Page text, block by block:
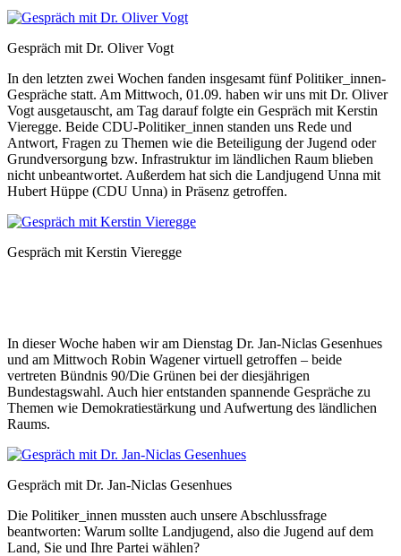
Gespräch mit Dr. Oliver Vogt
In den letzten zwei Wochen fanden insgesamt fünf Politiker_innen-
Gespräche statt. Am Mittwoch, 01.09. haben wir uns mit Dr. Oliver
Vogt ausgetauscht, am Tag darauf folgte ein Gespräch mit Kerstin
Vieregge. Beide CDU-Politiker_innen standen uns Rede und
Antwort, Fragen zu Themen wie die Beteiligung der Jugend oder
Grundversorgung bzw. Infrastruktur im ländlichen Raum blieben
nicht unbeantwortet. Außerdem hat sich die Landjugend Unna mit
Hubert Hüppe (CDU Unna) in Präsenz getroffen.
Gespräch mit Kerstin Vieregge
In dieser Woche haben wir am Dienstag Dr. Jan-Niclas Gesenhues
und am Mittwoch Robin Wagener virtuell getroffen – beide
vertreten Bündnis 90/Die Grünen bei der diesjährigen
Bundestagswahl. Auch hier entstanden spannende Gespräche zu
Themen wie Demokratiestärkung und Aufwertung des ländlichen
Raums.
Gespräch mit Dr. Jan-Niclas Gesenhues
Die Politiker_innen mussten auch unsere Abschlussfrage
beantworten: Warum sollte Landjugend, also die Jugend auf dem
Land, Sie und Ihre Partei wählen?